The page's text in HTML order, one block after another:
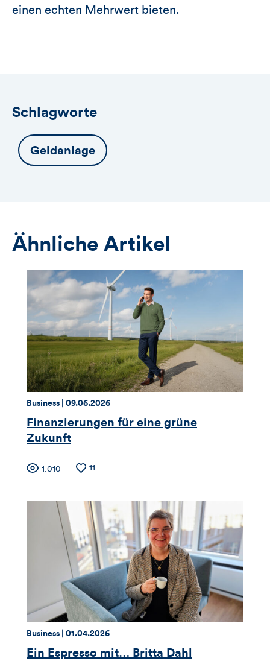
einen echten Mehrwert bieten.
Schlagworte
Geldanlage
Ähnliche Artikel
Thema:
Business | Datum:
09.06.2026
Finanzierungen für eine grüne
Zukunft
Zähler
für
Views,
Likes
Kommentare
dieses
Artikels
Anzahl
1.010
Anzahl
11
Thema:
Business | Datum:
01.04.2026
Ein Espresso mit… Britta Dahl